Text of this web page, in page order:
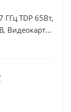
ГГц TDP 65Вт,
Видеокарта